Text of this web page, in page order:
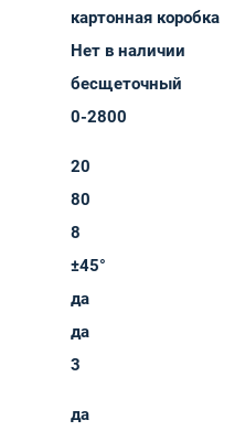
картонная коробка
Нет в наличии
бесщеточный
0-2800
20
80
8
±45°
да
да
3
да